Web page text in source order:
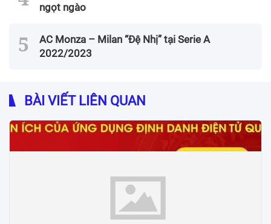
ngọt ngào
AC Monza – Milan “Đệ Nhị” tại Serie A
2022/2023
BÀI VIẾT LIÊN QUAN